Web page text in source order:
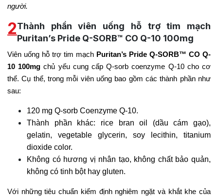
người.
2Thành phần viên uống hỗ trợ tim mạch
Puritan’s Pride Q-SORB™ CO Q-10 100mg
Viên uống hỗ trợ tim mạch Puritan’s Pride Q-SORB™ CO Q-
10 100mgchủ yếu cung cấp Q-sorb coenzyme Q-10 cho cơ
thể. Cụ thể, trong mỗi viên uống bao gồm các thành phần như
sau:
120 mg Q-sorb Coenzyme Q-10.
Thành phần khác: rice bran oil (dầu cám gạo),
gelatin, vegetable glycerin, soy lecithin, titanium
dioxide color.
Không có hương vị nhân tạo, không chất bảo quản,
không có tinh bột hay gluten.
Với những tiêu chuẩn kiểm định nghiêm ngặt và khắt khe của